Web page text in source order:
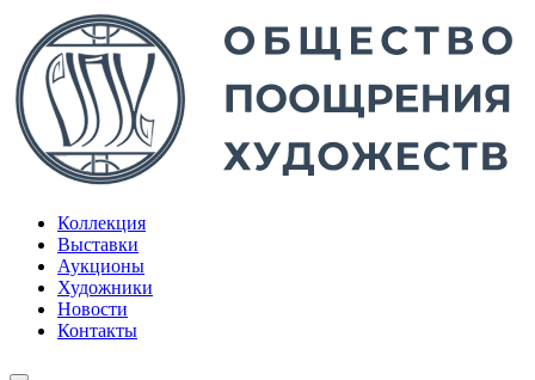
Коллекция
Выставки
Аукционы
Художники
Новости
Контакты